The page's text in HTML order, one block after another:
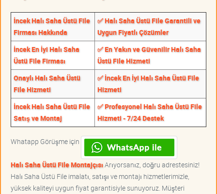
İncek Halı Saha Üstü File
Firması Hakkında
✅ Halı Saha Üstü File Garantili ve
Uygun Fiyatlı Çözümler
İncek En İyi Halı Saha
Üstü File Firması
✅ En Yakın ve Güvenilir Halı Saha
Üstü File Hizmeti
Onaylı Halı Saha Üstü
File Hizmeti
✅ İncek En İyi Halı Saha Üstü File
Hizmeti
İncek Halı Saha Üstü File
Satış ve Montaj
✅ Profesyonel Halı Saha Üstü File
Hizmeti - 7/24 Destek
Whatapp Görüşme için
Halı Saha Üstü File MontajçısıArıyorsanız, doğru adrestesiniz!
Halı Saha Üstü File imalatı, satışı ve montajı hizmetlerimizle,
yüksek kaliteyi uygun fiyat garantisiyle sunuyoruz. Müşteri